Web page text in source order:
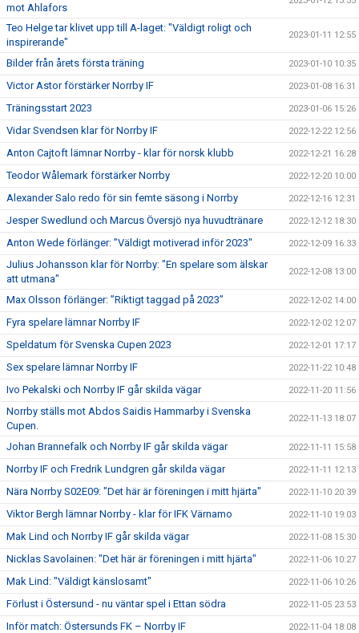
mot Ahlafors
Teo Helge tar klivet upp till A-laget: "Väldigt roligt och
inspirerande"
2023-01-11 12:55
Bilder från årets första träning 2023-01-10 10:35
Victor Astor förstärker Norrby IF 2023-01-08 16:31
Träningsstart 2023 2023-01-06 15:26
Vidar Svendsen klar för Norrby IF 2022-12-22 12:56
Anton Cajtoft lämnar Norrby - klar för norsk klubb 2022-12-21 16:28
Teodor Wålemark förstärker Norrby 2022-12-20 10:00
Alexander Salo redo för sin femte säsong i Norrby 2022-12-16 12:31
Jesper Swedlund och Marcus Översjö nya huvudtränare 2022-12-12 18:30
Anton Wede förlänger: ”Väldigt motiverad inför 2023" 2022-12-09 16:33
Julius Johansson klar för Norrby: "En spelare som älskar
att utmana"
2022-12-08 13:00
Max Olsson förlänger: ”Riktigt taggad på 2023” 2022-12-02 14:00
Fyra spelare lämnar Norrby IF 2022-12-02 12:07
Speldatum för Svenska Cupen 2023 2022-12-01 17:17
Sex spelare lämnar Norrby IF 2022-11-22 10:48
Ivo Pekalski och Norrby IF går skilda vägar 2022-11-20 11:56
Norrby ställs mot Abdos Saidis Hammarby i Svenska
Cupen.
2022-11-13 18:07
Johan Brannefalk och Norrby IF går skilda vägar 2022-11-11 15:58
Norrby IF och Fredrik Lundgren går skilda vägar 2022-11-11 12:13
Nära Norrby S02E09: "Det här är föreningen i mitt hjärta" 2022-11-10 20:39
Viktor Bergh lämnar Norrby - klar för IFK Värnamo 2022-11-10 19:03
Mak Lind och Norrby IF går skilda vägar 2022-11-08 15:30
Nicklas Savolainen: "Det här är föreningen i mitt hjärta" 2022-11-06 10:27
Mak Lind: "Väldigt känslosamt" 2022-11-06 10:26
Förlust i Östersund - nu väntar spel i Ettan södra 2022-11-05 23:53
Inför match: Östersunds FK – Norrby IF 2022-11-04 18:08